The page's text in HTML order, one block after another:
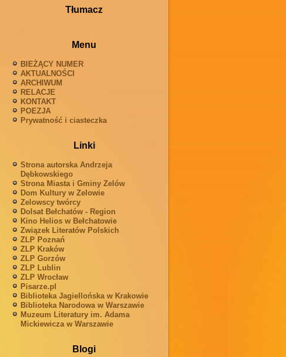
Tłumacz
Menu
BIEŻĄCY NUMER
AKTUALNOŚCI
ARCHIWUM
RELACJE
KONTAKT
POEZJA
Prywatność i ciasteczka
Linki
Strona autorska Andrzeja
Dębkowskiego
Strona Miasta i Gminy Zelów
Dom Kultury w Zelowie
Zelowscy twórcy
Dolsat Bełchatów - Region
Kino Helios w Bełchatowie
Związek Literatów Polskich
ZLP Poznań
ZLP Kraków
ZLP Gorzów
ZLP Lublin
ZLP Wrocław
Pisarze.pl
Biblioteka Jagiellońska w Krakowie
Biblioteka Narodowa w Warszawie
Muzeum Literatury im. Adama
Mickiewicza w Warszawie
Blogi